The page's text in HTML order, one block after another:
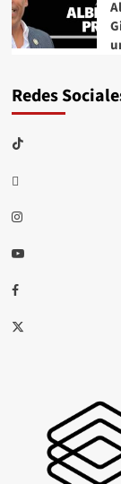
Redes
TikTok
threads
Instagram
Youtube
Facebook
X